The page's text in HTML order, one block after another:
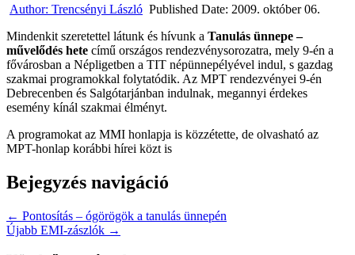
Author: Trencsényi László Published Date: 2009. október 06.
Mindenkit szeretettel látunk és hívunk a Tanulás ünnepe –
művelődés hete című országos rendezvénysorozatra, mely 9-én a
fővárosban a Népligetben a TIT népünnepélyével indul, s gazdag
szakmai programokkal folytatódik. Az MPT rendezvényei 9-én
Debrecenben és Salgótarjánban indulnak, megannyi érdekes
esemény kínál szakmai élményt.
A programokat az MMI honlapja is közzétette, de olvasható az
MPT-honlap korábbi hírei közt is
Bejegyzés navigáció
← Pontosítás – ógörögök a tanulás ünnepén
Újabb EMI-zászlók →